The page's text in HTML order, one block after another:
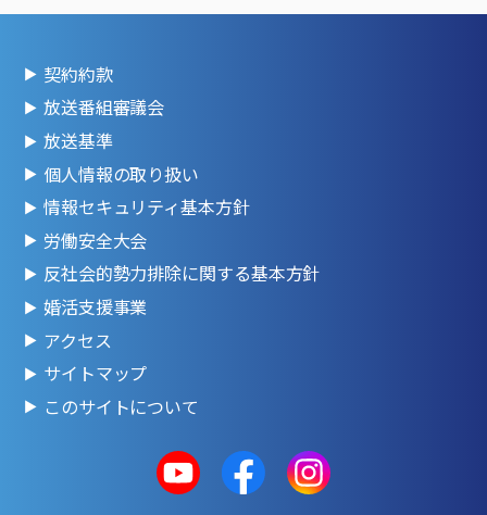
契約約款
放送番組審議会
放送基準
個人情報の取り扱い
情報セキュリティ基本方針
労働安全大会
反社会的勢力排除に関する基本方針
婚活支援事業
アクセス
サイトマップ
このサイトについて